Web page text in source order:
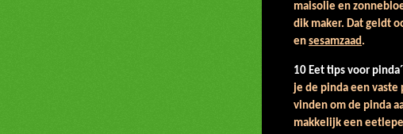
maisolie en
dik maker. Dat geldt
ensesamzaad.
10 Eet tips voor
je de pinda een
vinden om de pinda
makkelijk een